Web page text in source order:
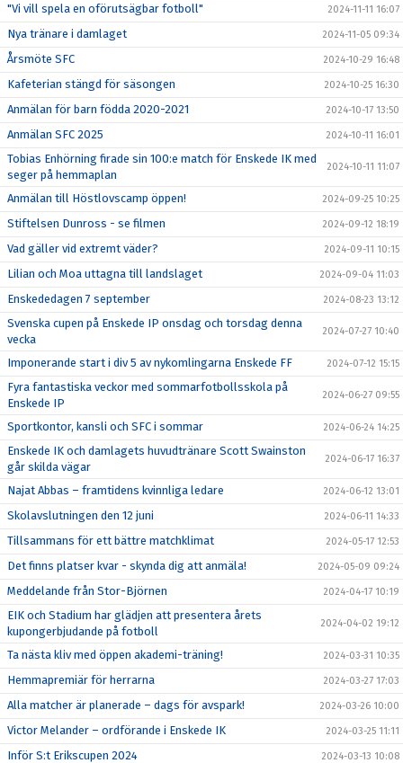
"Vi vill spela en oförutsägbar fotboll" 2024-11-11 16:07
Nya tränare i damlaget 2024-11-05 09:34
Årsmöte SFC 2024-10-29 16:48
Kafeterian stängd för säsongen 2024-10-25 16:30
Anmälan för barn födda 2020-2021 2024-10-17 13:50
Anmälan SFC 2025 2024-10-11 16:01
Tobias Enhörning firade sin 100:e match för Enskede IK med
seger på hemmaplan
2024-10-11 11:07
Anmälan till Höstlovscamp öppen! 2024-09-25 10:25
Stiftelsen Dunross - se filmen 2024-09-12 18:19
Vad gäller vid extremt väder? 2024-09-11 10:15
Lilian och Moa uttagna till landslaget 2024-09-04 11:03
Enskededagen 7 september 2024-08-23 13:12
Svenska cupen på Enskede IP onsdag och torsdag denna
vecka
2024-07-27 10:40
Imponerande start i div 5 av nykomlingarna Enskede FF 2024-07-12 15:15
Fyra fantastiska veckor med sommarfotbollsskola på
Enskede IP
2024-06-27 09:55
Sportkontor, kansli och SFC i sommar 2024-06-24 14:25
Enskede IK och damlagets huvudtränare Scott Swainston
går skilda vägar
2024-06-17 16:37
Najat Abbas – framtidens kvinnliga ledare 2024-06-12 13:01
Skolavslutningen den 12 juni 2024-06-11 14:33
Tillsammans för ett bättre matchklimat 2024-05-17 12:53
Det finns platser kvar - skynda dig att anmäla! 2024-05-09 09:24
Meddelande från Stor-Björnen 2024-04-17 10:19
EIK och Stadium har glädjen att presentera årets
kupongerbjudande på fotboll
2024-04-02 19:12
Ta nästa kliv med öppen akademi-träning! 2024-03-31 10:35
Hemmapremiär för herrarna 2024-03-27 17:03
Alla matcher är planerade – dags för avspark! 2024-03-26 10:00
Victor Melander – ordförande i Enskede IK 2024-03-25 11:11
Inför S:t Erikscupen 2024 2024-03-13 10:08